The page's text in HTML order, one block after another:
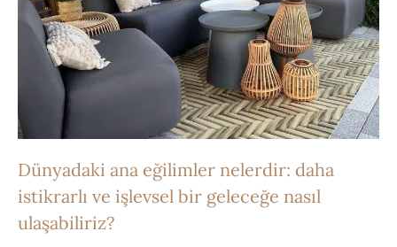
Dünyadaki ana eğilimler nelerdir: daha
istikrarlı ve işlevsel bir geleceğe nasıl
ulaşabiliriz?